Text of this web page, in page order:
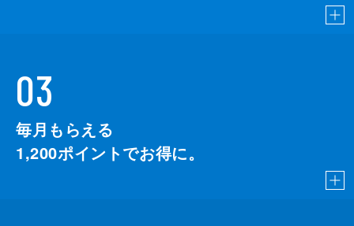
03
毎月もらえる
1,200ポイントでお得に。